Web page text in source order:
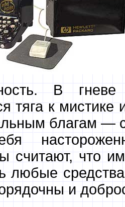
В
тяга к
благам —
считают, что
любые
и